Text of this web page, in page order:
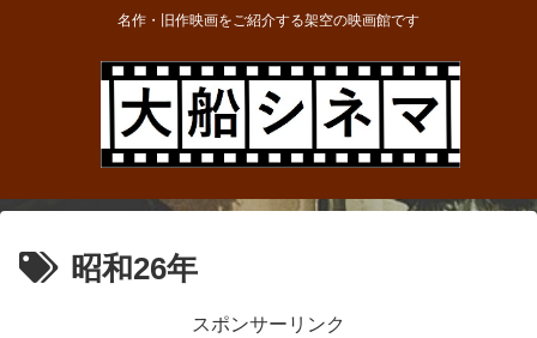
名作・旧作映画をご紹介する架空の映画館です
昭和26年
スポンサーリンク